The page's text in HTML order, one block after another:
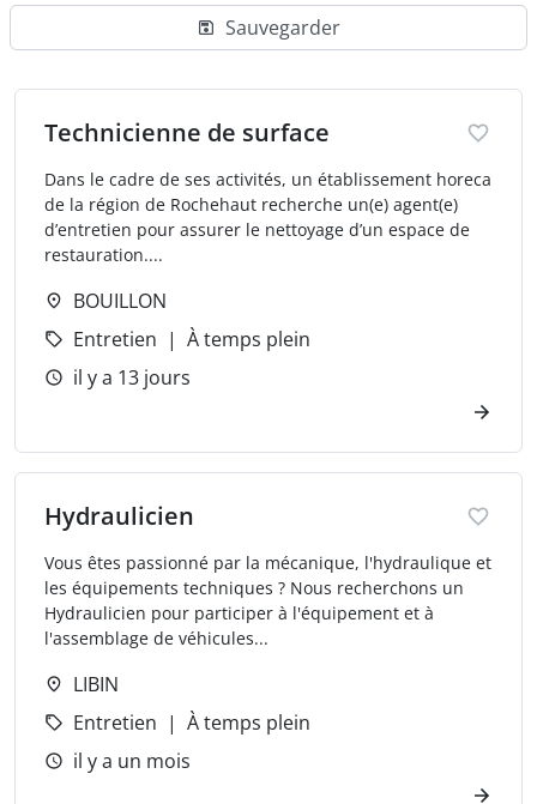
Sauvegarder
Technicienne de surface
Dans le cadre de ses activités, un établissement horeca
de la région de Rochehaut recherche un(e) agent(e)
d’entretien pour assurer le nettoyage d’un espace de
restauration....
BOUILLON
Entretien
À temps plein
il y a 13 jours
Hydraulicien
Vous êtes passionné par la mécanique, l'hydraulique et
les équipements techniques ? Nous recherchons un
Hydraulicien pour participer à l'équipement et à
l'assemblage de véhicules...
LIBIN
Entretien
À temps plein
il y a un mois